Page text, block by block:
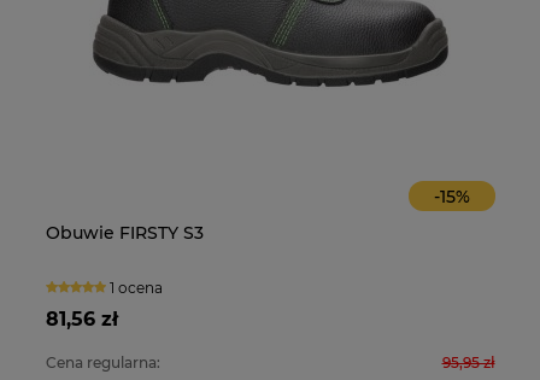
-15%
Obuwie FIRSTY S3
1 ocena
81,56 zł
Cena regularna: 95,95 zł